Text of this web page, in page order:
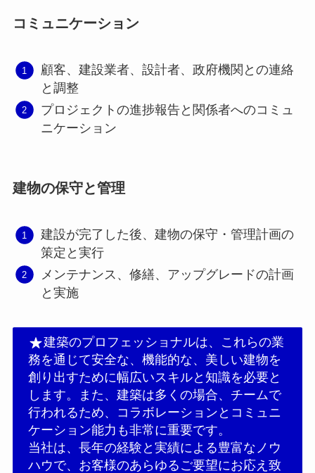
コミュニケーション
顧客、建設業者、設計者、政府機関との連絡
と調整
プロジェクトの進捗報告と関係者へのコミュ
ニケーション
建物の保守と管理
建設が完了した後、建物の保守・管理計画の
策定と実行
メンテナンス、修繕、アップグレードの計画
と実施
建築のプロフェッショナルは、これらの業
務を通じて安全な、機能的な、美しい建物を
創り出すために幅広いスキルと知識を必要と
します。また、建築は多くの場合、チームで
行われるため、コラボレーションとコミュニ
ケーション能力も非常に重要です。
当社は、長年の経験と実績による豊富なノウ
ハウで、お客様のあらゆるご要望にお応え致